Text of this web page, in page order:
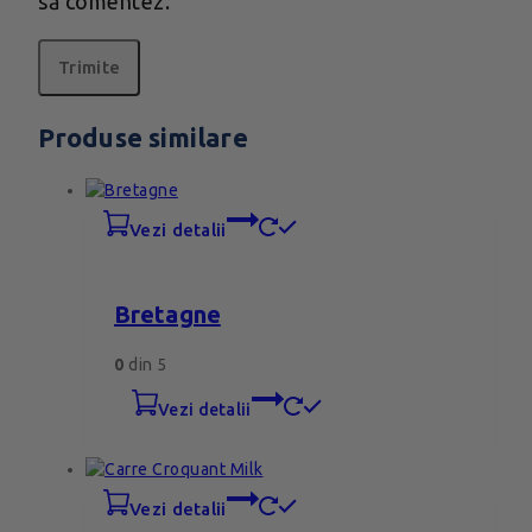
Produse similare
vezi detalii
Bretagne
0 din 5
vezi detalii
vezi detalii